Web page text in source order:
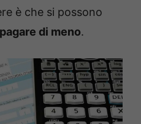
è che si possono
di meno.